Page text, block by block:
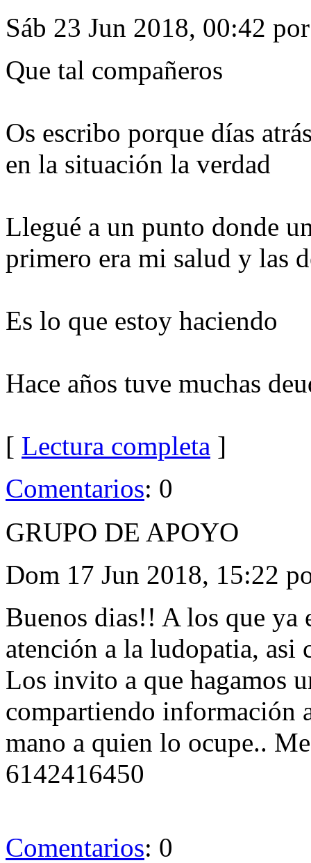
Sáb 23 Jun 2018, 00:42
Que tal compañeros
Os escribo porque días
en la situación la verdad
Llegué a un punto donde
primero era mi salud y las
Es lo que estoy haciendo
Hace años tuve muchas
[ Lectura completa ]
Comentarios: 0
GRUPO DE APOYO
Dom 17 Jun 2018, 15:22
Buenos dias!! A los que ya
atención a la ludopatia, asi
Los invito a que hagamos
compartiendo información
mano a quien lo ocupe..
6142416450
Comentarios: 0